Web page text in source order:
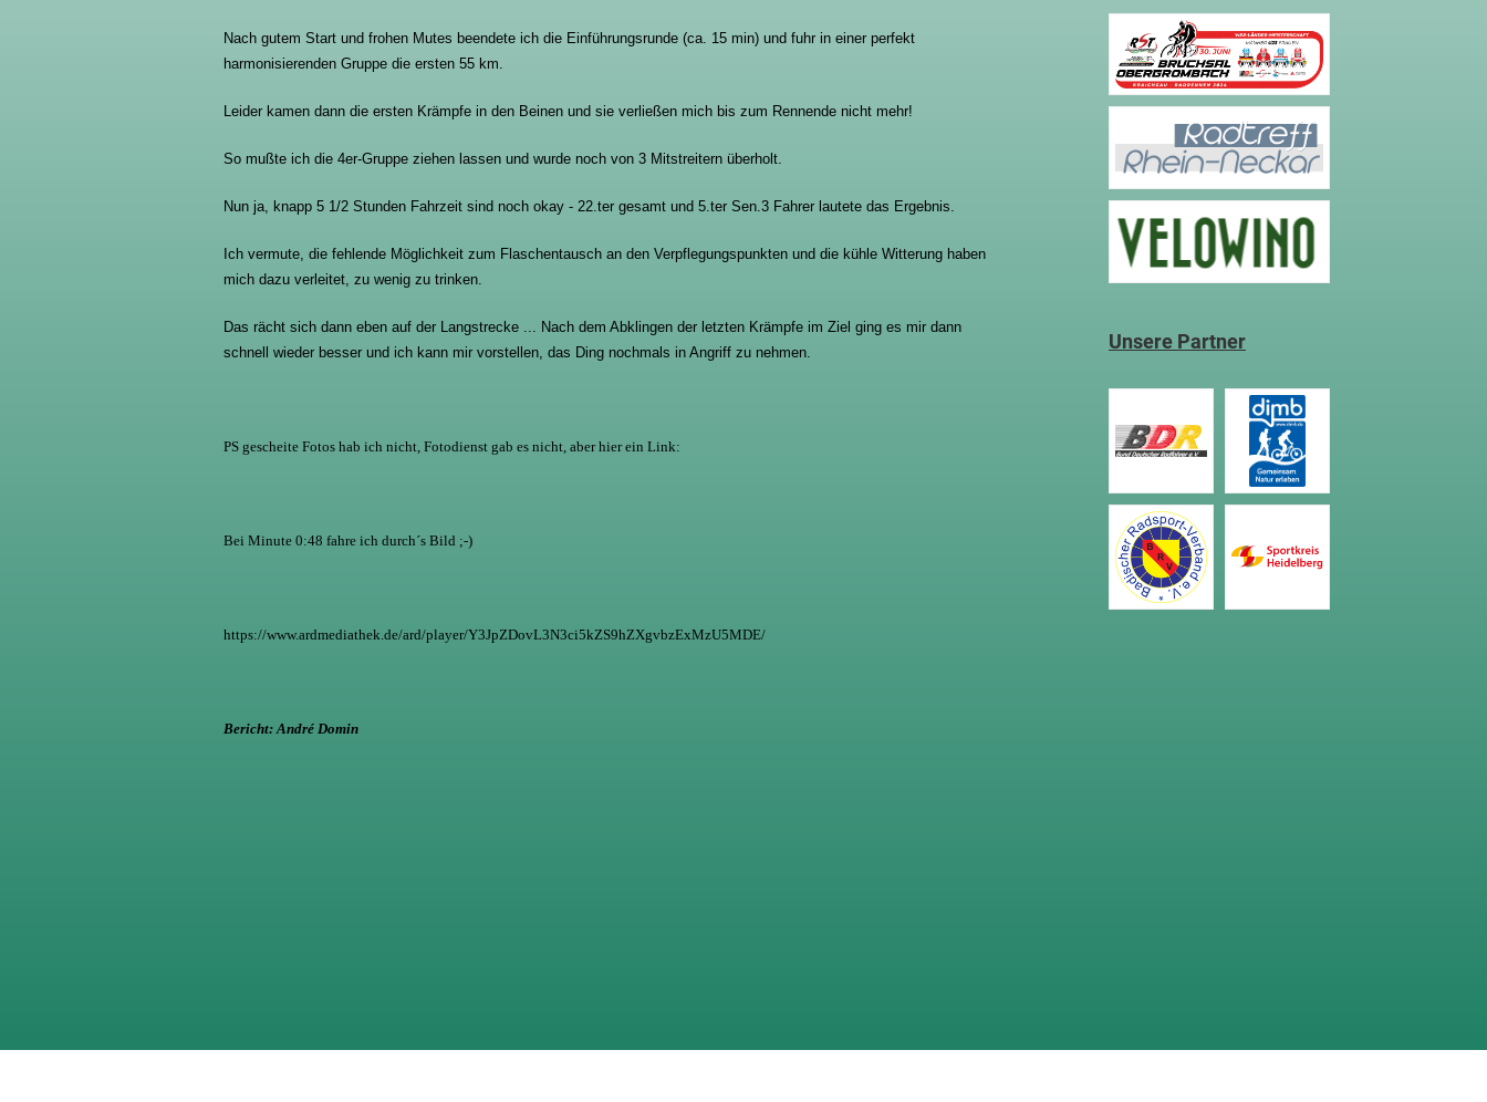
Nach gutem Start und frohen Mutes beendete ich die Einführungsrunde (ca. 15 min) und fuhr in einer perfekt
harmonisierenden Gruppe die ersten 55 km.
Leider kamen dann die ersten Krämpfe in den Beinen und sie verließen mich bis zum Rennende nicht mehr!
So mußte ich die 4er-Gruppe ziehen lassen und wurde noch von 3 Mitstreitern überholt.
Nun ja, knapp 5 1/2 Stunden Fahrzeit sind noch okay - 22.ter gesamt und 5.ter Sen.3 Fahrer lautete das Ergebnis.
Ich vermute, die fehlende Möglichkeit zum Flaschentausch an den Verpflegungspunkten und die kühle Witterung haben
mich dazu verleitet, zu wenig zu trinken.
Das rächt sich dann eben auf der Langstrecke ... Nach dem Abklingen der letzten Krämpfe im Ziel ging es mir dann
schnell wieder besser und ich kann mir vorstellen, das Ding nochmals in Angriff zu nehmen.
PS gescheite Fotos hab ich nicht, Fotodienst gab es nicht, aber hier ein Link:
Bei Minute 0:48 fahre ich durch´s Bild ;-)
https://www.ardmediathek.de/ard/player/Y3JpZDovL3N3ci5kZS9hZXgvbzExMzU5MDE/
Bericht: André Domin
Unsere Partner